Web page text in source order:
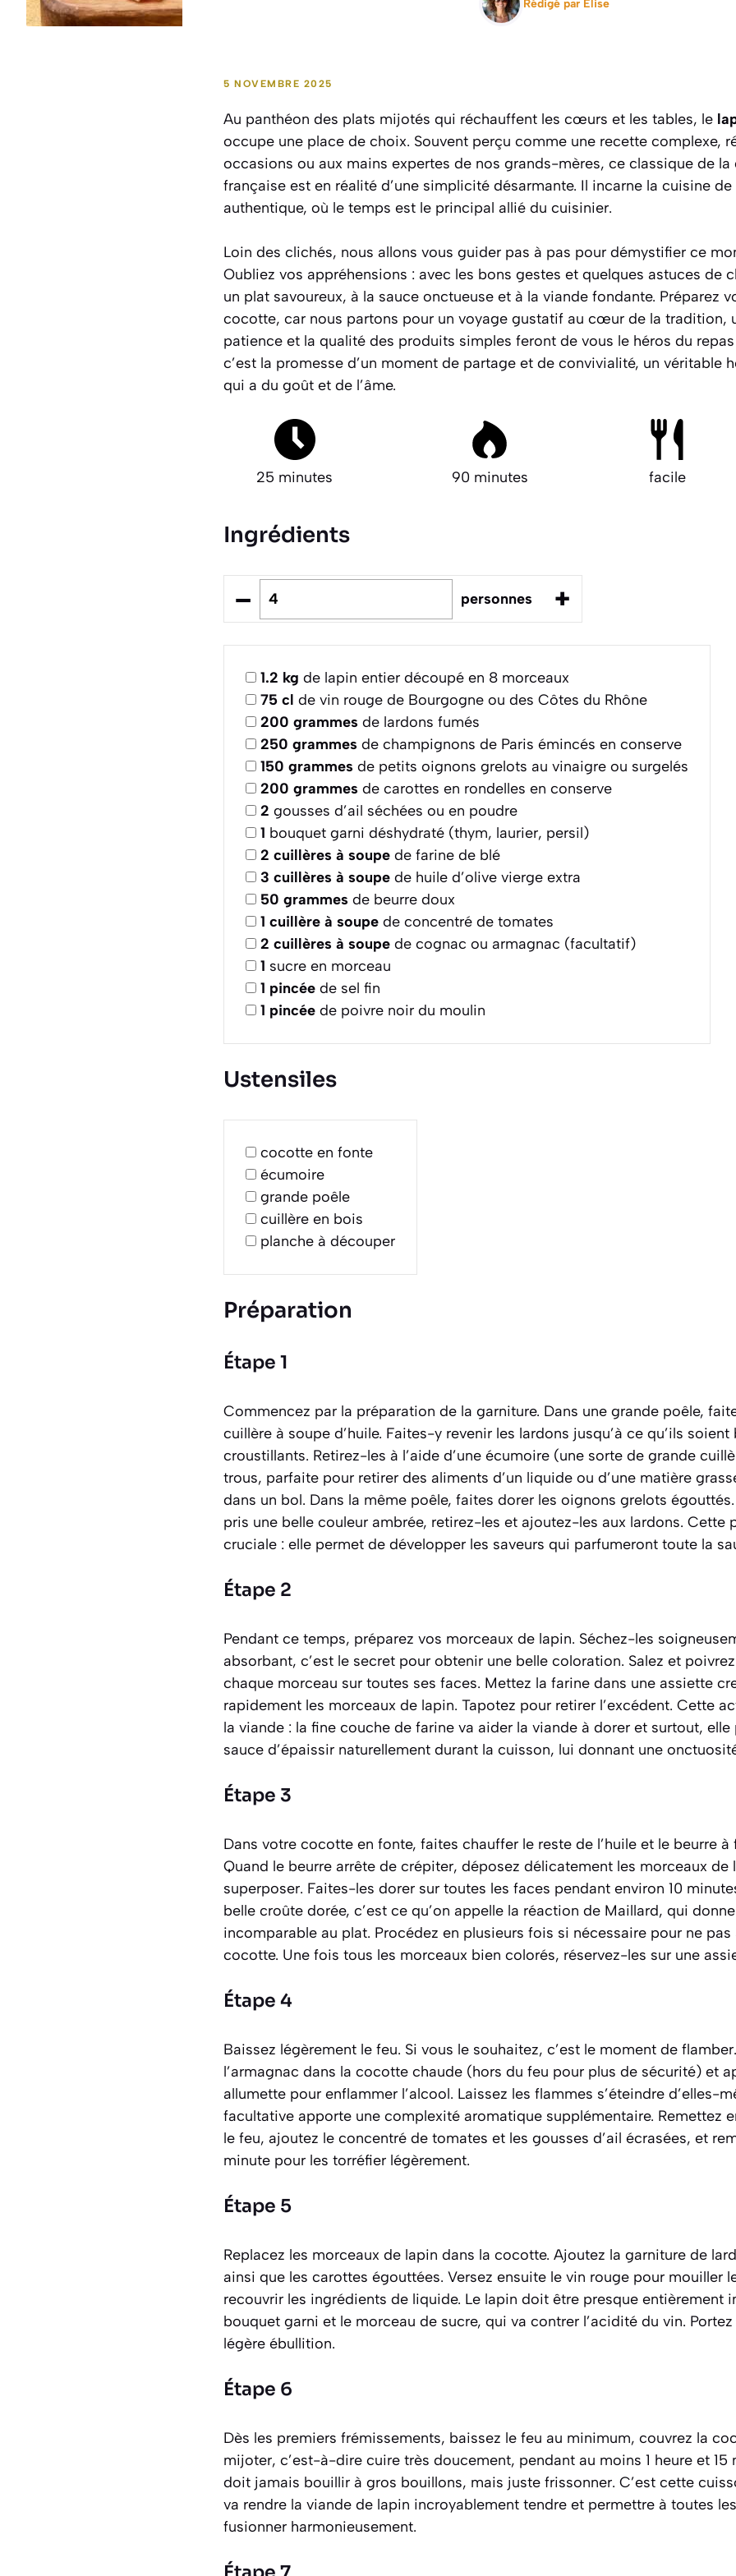
Rédigé par Elise
5 NOVEMBRE 2025
Au panthéon des plats mijotés qui réchauffent les cœurs et les tables, le
occupe une place de choix. Souvent perçu comme une recette complexe,
occasions ou aux mains expertes de nos grands-mères, ce classique de
française est en réalité d’une simplicité désarmante. Il incarne la cuisine
authentique, où le temps est le principal allié du cuisinier.
Loin des clichés, nous allons vous guider pas à pas pour démystifier ce
Oubliez vos appréhensions : avec les bons gestes et quelques astuces de
un plat savoureux, à la sauce onctueuse et à la viande fondante. Préparez
cocotte, car nous partons pour un voyage gustatif au cœur de la tradition,
patience et la qualité des produits simples feront de vous le héros du
c’est la promesse d’un moment de partage et de convivialité, un véritable
qui a du goût et de l’âme.
25 minutes 90 minutes facile
Ingrédients
– personnes +
1.2 kg de lapin entier découpé en 8 morceaux
75 cl de vin rouge de Bourgogne ou des Côtes du Rhône
200 grammes de lardons fumés
250 grammes de champignons de Paris émincés en conserve
150 grammes de petits oignons grelots au vinaigre ou surgelés
200 grammes de carottes en rondelles en conserve
2 gousses d’ail séchées ou en poudre
1 bouquet garni déshydraté (thym, laurier, persil)
2 cuillères à soupe de farine de blé
3 cuillères à soupe de huile d’olive vierge extra
50 grammes de beurre doux
1 cuillère à soupe de concentré de tomates
2 cuillères à soupe de cognac ou armagnac (facultatif)
1 sucre en morceau
1 pincée de sel fin
1 pincée de poivre noir du moulin
Ustensiles
cocotte en fonte
écumoire
grande poêle
cuillère en bois
planche à découper
Préparation
Étape 1
Commencez par la préparation de la garniture. Dans une grande poêle,
cuillère à soupe d’huile. Faites-y revenir les lardons jusqu’à ce qu’ils
croustillants. Retirez-les à l’aide d’une écumoire (une sorte de grande
trous, parfaite pour retirer des aliments d’un liquide ou d’une matière
dans un bol. Dans la même poêle, faites dorer les oignons grelots
pris une belle couleur ambrée, retirez-les et ajoutez-les aux lardons. Cette
cruciale : elle permet de développer les saveurs qui parfumeront toute la
Étape 2
Pendant ce temps, préparez vos morceaux de lapin. Séchez-les
absorbant, c’est le secret pour obtenir une belle coloration. Salez et
chaque morceau sur toutes ses faces. Mettez la farine dans une assiette
rapidement les morceaux de lapin. Tapotez pour retirer l’excédent. Cette
la viande : la fine couche de farine va aider la viande à dorer et surtout,
sauce d’épaissir naturellement durant la cuisson, lui donnant une
Étape 3
Dans votre cocotte en fonte, faites chauffer le reste de l’huile et le beurre
Quand le beurre arrête de crépiter, déposez délicatement les morceaux de
superposer. Faites-les dorer sur toutes les faces pendant environ 10
belle croûte dorée, c’est ce qu’on appelle la réaction de Maillard, qui
incomparable au plat. Procédez en plusieurs fois si nécessaire pour ne pas
cocotte. Une fois tous les morceaux bien colorés, réservez-les sur une
Étape 4
Baissez légèrement le feu. Si vous le souhaitez, c’est le moment de
l’armagnac dans la cocotte chaude (hors du feu pour plus de sécurité) et
allumette pour enflammer l’alcool. Laissez les flammes s’éteindre d’elles-
facultative apporte une complexité aromatique supplémentaire. Remettez
le feu, ajoutez le concentré de tomates et les gousses d’ail écrasées, et
minute pour les torréfier légèrement.
Étape 5
Replacez les morceaux de lapin dans la cocotte. Ajoutez la garniture de
ainsi que les carottes égouttées. Versez ensuite le vin rouge pour mouiller
recouvrir les ingrédients de liquide. Le lapin doit être presque entièrement
bouquet garni et le morceau de sucre, qui va contrer l’acidité du vin.
légère ébullition.
Étape 6
Dès les premiers frémissements, baissez le feu au minimum, couvrez la
mijoter, c’est-à-dire cuire très doucement, pendant au moins 1 heure et 15
doit jamais bouillir à gros bouillons, mais juste frissonner. C’est cette
va rendre la viande de lapin incroyablement tendre et permettre à toutes
fusionner harmonieusement.